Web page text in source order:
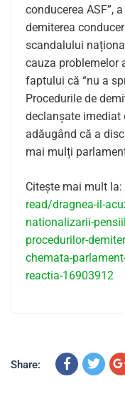
conducerea ASF”,
demiterea
scandalului
cauza problemelor
faptului că “nu a
Procedurile de
declanșate imediat
adăugând că a
mai mulți
Citește mai mult la:
read/dragnea-il-
nationalizarii-
procedurilor-
chemata-
reactia-16903912
Share: